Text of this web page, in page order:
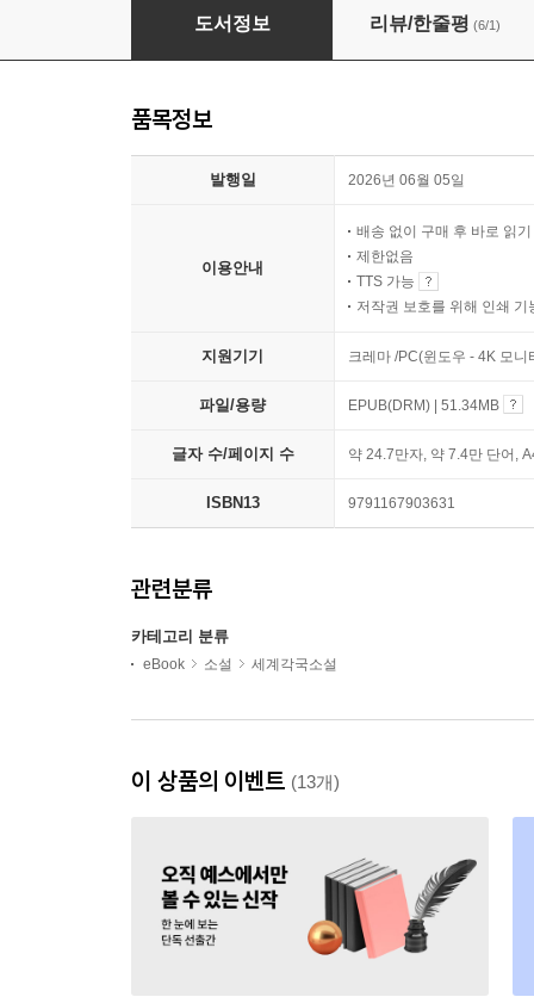
절대 진공 & 상상된 위대함
도서정보 리뷰/한줄평 (6/1)
품목정보
발행일 2026년 06월 05일
이용안내
배송 없이 구매 후 바로 읽기
제한없음
TTS 가능
저작권 보호를 위해 인쇄 기
지원기기 크레마 /PC(윈도우 - 4K 모
파일/용량 EPUB(DRM) | 51.34MB
글자 수/페이지 수 약 24.7만자, 약 7.4만 단어,
ISBN13 9791167903631
관련분류
카테고리 분류
eBook 소설 세계각국소설
이 상품의 이벤트 (13개)